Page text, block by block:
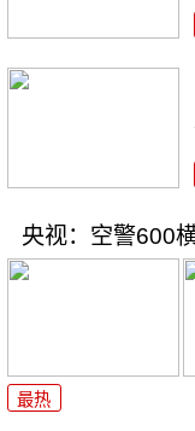
央视：空警600
最热